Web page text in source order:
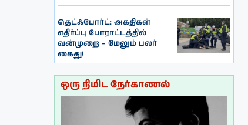
தெட்ஃபோர்ட்: அகதிகள்
எதிர்ப்பு போராட்டத்தில்
வன்முறை – மேலும் பலர்
கைது!
ஒரு நிமிட நேர்காணல்